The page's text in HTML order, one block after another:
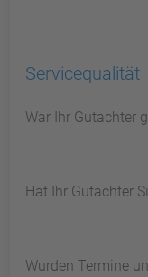
Servicequalität
War Ihr Gutachter
Hat Ihr Gutachter
Wurden Termine